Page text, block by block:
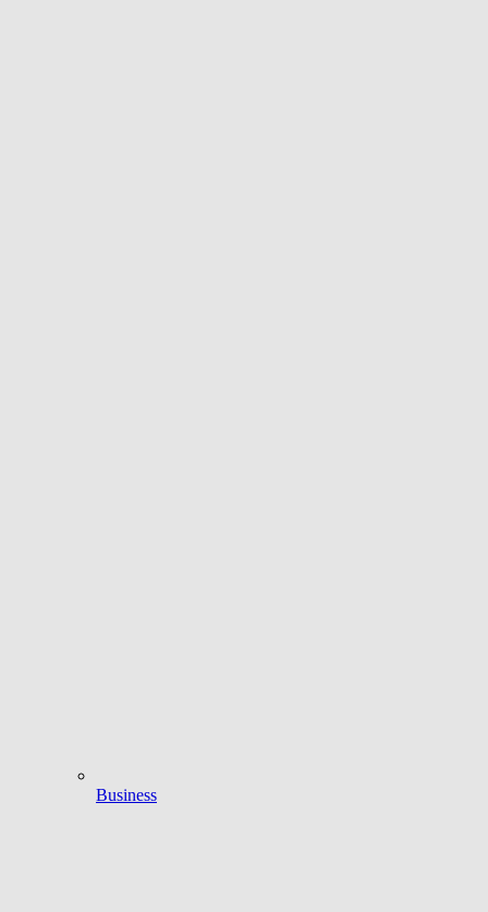
Business